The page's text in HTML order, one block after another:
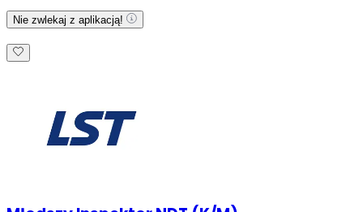
Nie zwlekaj z aplikacją!